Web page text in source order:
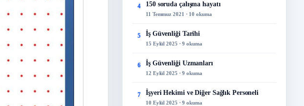
4 150 soruda çalışma hayatı
11 Temmuz 2021 · 10 okuma
5 İş Güvenliği Tarihi
15 Eylül 2025 · 9 okuma
6 İş Güvenliği Uzmanları
12 Eylül 2025 · 9 okuma
7 İşyeri Hekimi ve Diğer Sağlık Personeli
10 Eylül 2025 · 9 okuma